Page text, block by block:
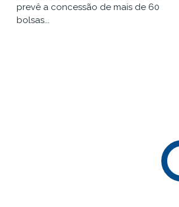
prevê a concessão de mais de 60
bolsas...